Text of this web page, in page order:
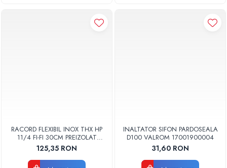
RACORD FLEXIBIL INOX THX HP
11/4 FI-FI 30CM PREIZOLAT
PENTRU POMPA DE CALDURA -
THX
125,35 RON
INALTATOR SIFON PARDOSEALA
D100 VALROM 17001900004
31,60 RON